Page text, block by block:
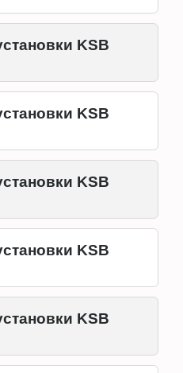
KSB
KSB
KSB
KSB
KSB